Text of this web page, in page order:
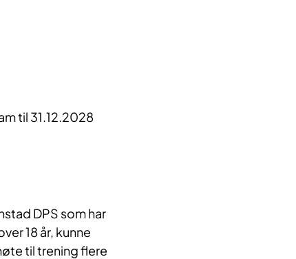
til 31.12.2028
DPS som har
18 år, kunne
til trening flere